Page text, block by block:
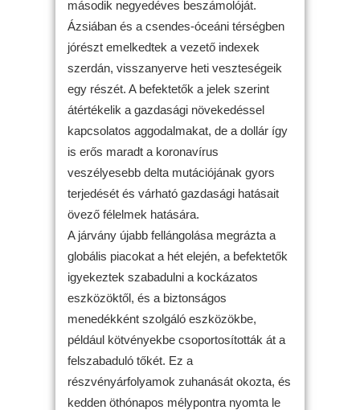
második negyedéves beszámolóját.
Ázsiában és a csendes-óceáni térségben
jórészt emelkedtek a vezető indexek
szerdán, visszanyerve heti veszteségeik
egy részét. A befektetők a jelek szerint
átértékelik a gazdasági növekedéssel
kapcsolatos aggodalmakat, de a dollár így
is erős maradt a koronavírus
veszélyesebb delta mutációjának gyors
terjedését és várható gazdasági hatásait
övező félelmek hatására.
A járvány újabb fellángolása megrázta a
globális piacokat a hét elején, a befektetők
igyekeztek szabadulni a kockázatos
eszközöktől, és a biztonságos
menedékként szolgáló eszközökbe,
például kötvényekbe csoportosították át a
felszabaduló tőkét. Ez a
részvényárfolyamok zuhanását okozta, és
kedden öthónapos mélypontra nyomta le